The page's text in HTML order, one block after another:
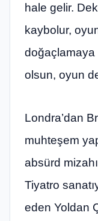
hale gelir.
kaybolur,
olsun, oyun
Londra’dan
muhteşem
absürd
Tiyatro
eden Yoldan